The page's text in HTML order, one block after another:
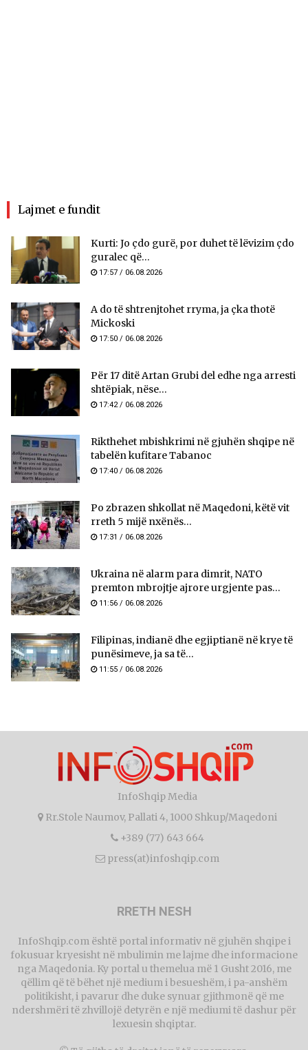
Lajmet e fundit
Kurti: Jo çdo gurë, por duhet të lëvizim çdo
guralec që...
17:57 / 06.08.2026
A do të shtrenjtohet rryma, ja çka thotë
Mickoski
17:50 / 06.08.2026
Për 17 ditë Artan Grubi del edhe nga arresti
shtëpiak, nëse...
17:42 / 06.08.2026
Rikthehet mbishkrimi në gjuhën shqipe në
tabelën kufitare Tabanoc
17:40 / 06.08.2026
Po zbrazen shkollat në Maqedoni, këtë vit
rreth 5 mijë nxënës...
17:31 / 06.08.2026
Ukraina në alarm para dimrit, NATO
premton mbrojtje ajrore urgjente pas...
11:56 / 06.08.2026
Filipinas, indianë dhe egjiptianë në krye të
punësimeve, ja sa të...
11:55 / 06.08.2026
InfoShqip Media
Rr.Stole Naumov, Pallati 4, 1000 Shkup/Maqedoni
+389 (77) 643 664
press(at)infoshqip.com
RRETH NESH
InfoShqip.com është portal informativ në gjuhën shqipe i
fokusuar kryesisht në mbulimin me lajme dhe informacione
nga Maqedonia. Ky portal u themelua më 1 Gusht 2016, me
qëllim që të bëhet një medium i besueshëm, i pa-anshëm
politikisht, i pavarur dhe duke synuar gjithmonë që me
ndershmëri të zhvillojë detyrën e një mediumi të dashur për
lexuesin shqiptar.